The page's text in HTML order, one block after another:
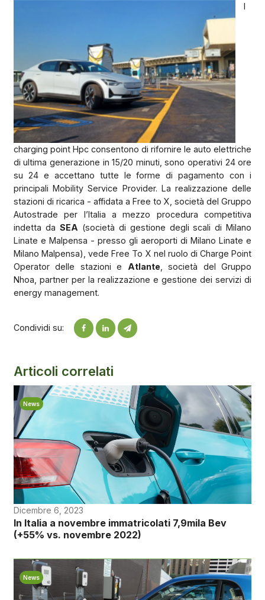
I
charging point Hpc consentono di rifornire le auto elettriche
di ultima generazione in 15/20 minuti, sono operativi 24 ore
su 24 e accettano tutte le forme di pagamento con i
principali Mobility Service Provider. La realizzazione delle
stazioni di ricarica - affidata a Free to X, società del Gruppo
Autostrade per l’Italia a mezzo procedura competitiva
indetta da SEA (società di gestione degli scali di Milano
Linate e Malpensa - presso gli aeroporti di Milano Linate e
Milano Malpensa), vede Free To X nel ruolo di Charge Point
Operator delle stazioni e Atlante , società del Gruppo
Nhoa, partner per la realizzazione e gestione dei servizi di
energy management.
Condividi su:
Articoli correlati
News
Dicembre 6, 2023
In Italia a novembre immatricolati 7,9mila Bev
(+55% vs. novembre 2022)
News